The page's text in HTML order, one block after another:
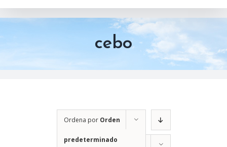
cebo
Ordena por Orden
predeterminado
Mostrar12 productos